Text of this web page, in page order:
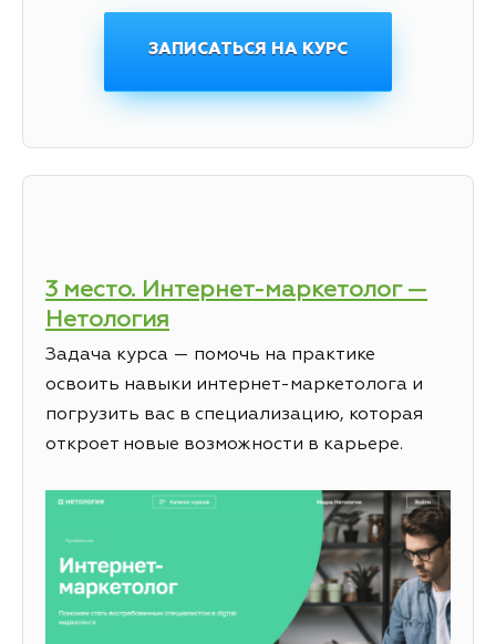
ЗАПИСАТЬСЯ НА КУРС
3 место. Интернет-маркетолог —
Нетология
Задача курса — помочь на практике
освоить навыки интернет-маркетолога и
погрузить вас в специализацию, которая
откроет новые возможности в карьере.